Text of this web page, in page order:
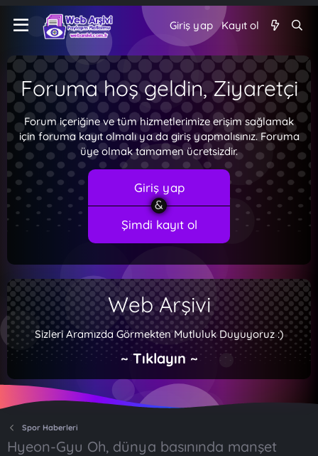
Giriş yap Kayıt ol
Foruma hoş geldin, Ziyaretçi
Forum içeriğine ve tüm hizmetlerimize erişim sağlamak
için foruma kayıt olmalı ya da giriş yapmalısınız. Foruma
üye olmak tamamen ücretsizdir.
Giriş yap
Şimdi kayıt ol
Web Arşivi
Sizleri Aramızda Görmekten Mutluluk Duyuyoruz :)
~ Tıklayın ~
Spor Haberleri
Hyeon-Gyu Oh, dünya basınında manşet